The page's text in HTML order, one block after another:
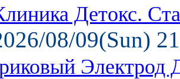
Детокс.
08/09(Sun)
Электрод